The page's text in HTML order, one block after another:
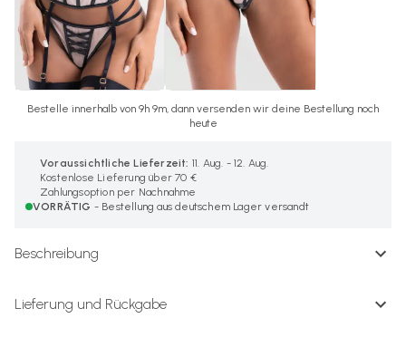
Bestelle innerhalb von 9h 9m, dann versenden wir deine Bestellung noch
heute
Voraussichtliche Lieferzeit: 11. Aug. - 12. Aug.
Kostenlose Lieferung über 70 €
Zahlungsoption per Nachnahme
VORRÄTIG - Bestellung aus deutschem Lager versandt
Beschreibung
Lieferung und Rückgabe